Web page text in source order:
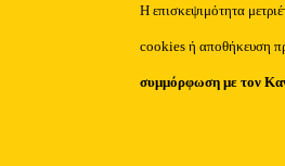
Η επισκεψιμότητα
cookies ή αποθήκευση
συμμόρφωση με τον